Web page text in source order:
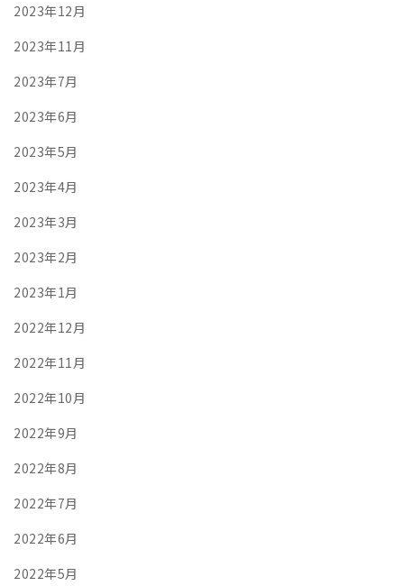
2023年12月
2023年11月
2023年7月
2023年6月
2023年5月
2023年4月
2023年3月
2023年2月
2023年1月
2022年12月
2022年11月
2022年10月
2022年9月
2022年8月
2022年7月
2022年6月
2022年5月